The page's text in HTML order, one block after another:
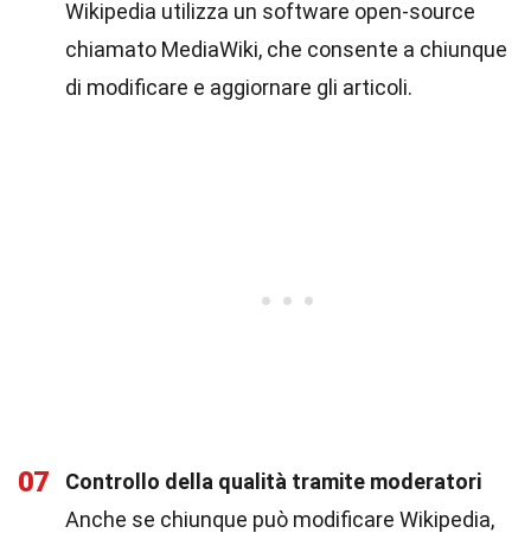
Wikipedia utilizza un software open-source
chiamato MediaWiki, che consente a chiunque
di modificare e aggiornare gli articoli.
07
Controllo della qualità tramite moderatori
Anche se chiunque può modificare Wikipedia,